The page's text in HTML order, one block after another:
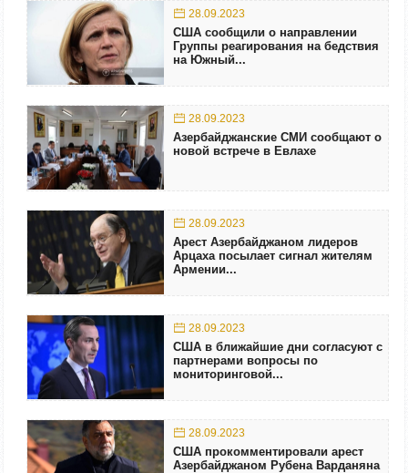
28.09.2023
США сообщили о направлении
Группы реагирования на бедствия
на Южный...
28.09.2023
Азербайджанские СМИ сообщают о
новой встрече в Евлахе
28.09.2023
Арест Азербайджаном лидеров
Арцаха посылает сигнал жителям
Армении...
28.09.2023
США в ближайшие дни согласуют с
партнерами вопросы по
мониторинговой...
28.09.2023
США прокомментировали арест
Азербайджаном Рубена Варданяна